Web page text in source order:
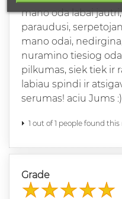
mano oda labai
paraudusi,
mano odai,
nuramino tiesiog
pilkumas, siek tiek ir
labiau spindi ir
serumas! aciu Jums :)
1 out of 1 people found
Grade